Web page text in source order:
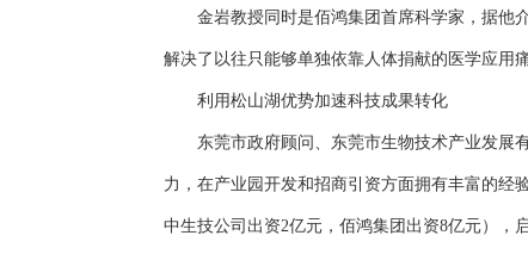
金岩教授同时是佰鸿集团首席科学家，据他
解决了以往只能够单独依靠人体捐献的医学应用
利用松山湖优势加速科技成果转化
东莞市政府顾问、东莞市生物技术产业发展
力，在产业园开发和招商引资方面拥有丰富的经
中生技公司出资2亿元，佰鸿集团出资8亿元），